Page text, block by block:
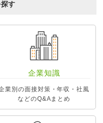
す
企業知識
業別の面接対策・年収・社風
などのQ&Aまとめ